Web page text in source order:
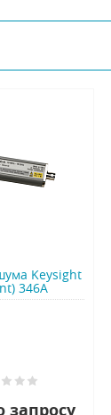
Keysight
346A
запросу